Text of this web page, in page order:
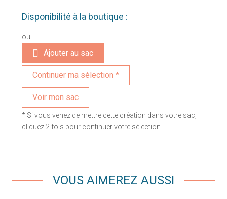
Disponibilité à la boutique :
oui
Ajouter au sac
Voir mon sac
* Si vous venez de mettre cette création dans votre sac,
cliquez 2 fois pour continuer votre sélection.
VOUS AIMEREZ AUSSI